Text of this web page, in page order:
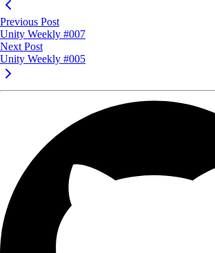
Previous Post
Unity Weekly #007
Next Post
Unity Weekly #005